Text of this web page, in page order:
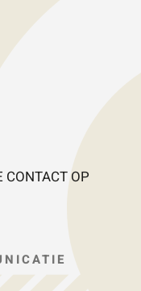
CONTACT OP